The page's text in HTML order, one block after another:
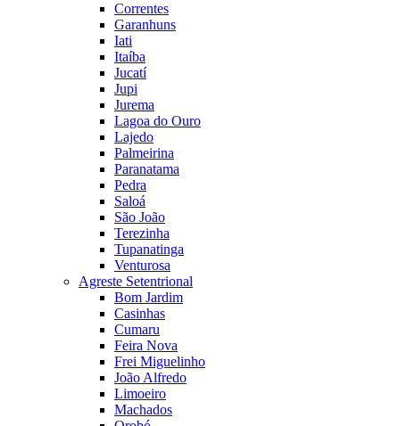
Correntes
Garanhuns
Iati
Itaíba
Jucatí
Jupi
Jurema
Lagoa do Ouro
Lajedo
Palmeirina
Paranatama
Pedra
Saloá
São João
Terezinha
Tupanatinga
Venturosa
Agreste Setentrional
Bom Jardim
Casinhas
Cumaru
Feira Nova
Frei Miguelinho
João Alfredo
Limoeiro
Machados